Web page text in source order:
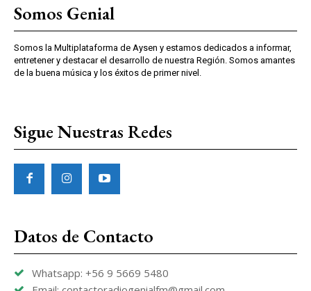
Somos Genial
Somos la Multiplataforma de Aysen y estamos dedicados a informar,
entretener y destacar el desarrollo de nuestra Región. Somos amantes
de la buena música y los éxitos de primer nivel.
Sigue Nuestras Redes
Datos de Contacto
Whatsapp: +56 9 5669 5480